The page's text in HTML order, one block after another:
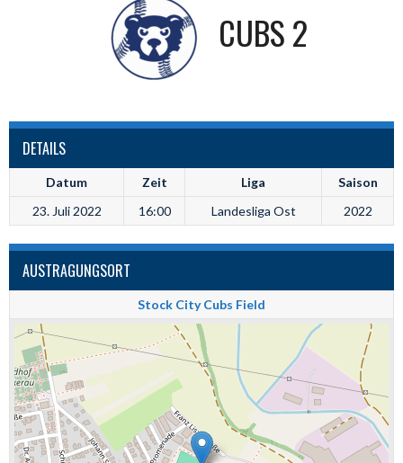
CUBS 2
DETAILS
Datum Zeit Liga
Saison
23. Juli 2022
16:00 Landesliga Ost 2022
AUSTRAGUNGSORT
Stock City Cubs Field